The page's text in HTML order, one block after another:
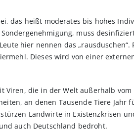
das heißt moderates bis hohes
muss
hier nennen das „rausduschen“.
Dieses wird von einer
die in der Welt außerhalb vom
an denen Tausende Tiere Jahr
Landwirte in Existenzkrisen
auch Deutschland bedroht.